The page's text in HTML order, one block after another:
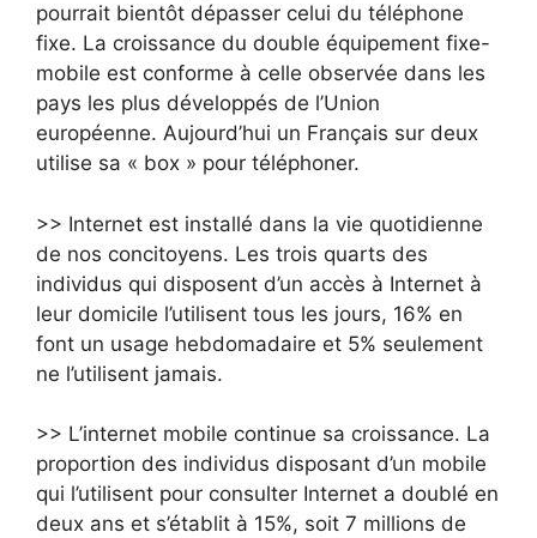
pourrait bientôt dépasser celui du téléphone
fixe. La croissance du double équipement fixe-
mobile est conforme à celle observée dans les
pays les plus développés de l’Union
européenne. Aujourd’hui un Français sur deux
utilise sa « box » pour téléphoner.
>> Internet est installé dans la vie quotidienne
de nos concitoyens. Les trois quarts des
individus qui disposent d’un accès à Internet à
leur domicile l’utilisent tous les jours, 16% en
font un usage hebdomadaire et 5% seulement
ne l’utilisent jamais.
>> L’internet mobile continue sa croissance. La
proportion des individus disposant d’un mobile
qui l’utilisent pour consulter Internet a doublé en
deux ans et s’établit à 15%, soit 7 millions de